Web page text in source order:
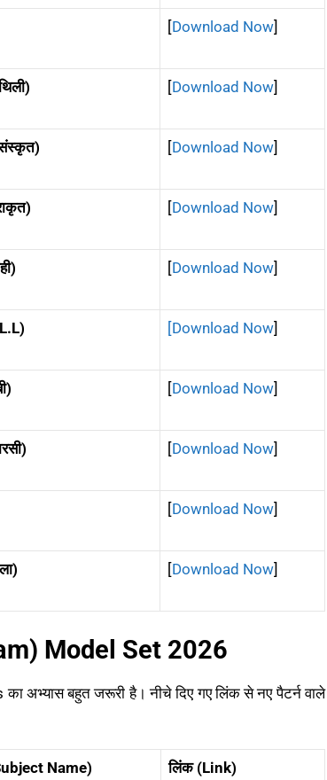
[Download Now]
[Download Now]
[Download Now]
[Download Now]
[Download Now]
[Download Now]
[Download Now]
[Download Now]
[Download Now]
[Download Now]
Model Set 2026
अभ्यास बहुत जरूरी है। नीचे दिए गए लिंक से नए पैटर्न वाले
Name) लिंक (Link)